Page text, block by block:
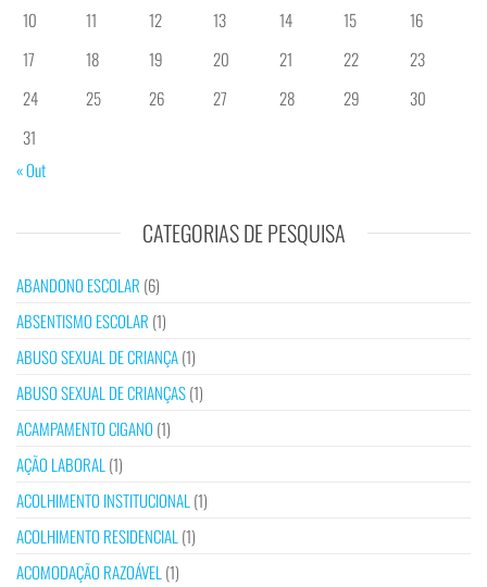
10
11 12 13 14 15
16
17
18 19 20 21 22
23
24
25 26 27 28 29
30
31
« Out
CATEGORIAS DE PESQUISA
ABANDONO ESCOLAR (6)
ABSENTISMO ESCOLAR (1)
ABUSO SEXUAL DE CRIANÇA(1)
ABUSO SEXUAL DE CRIANÇAS(1)
ACAMPAMENTO CIGANO (1)
AÇÃO LABORAL (1)
ACOLHIMENTO INSTITUCIONAL (1)
ACOLHIMENTO RESIDENCIAL (1)
ACOMODAÇÃO RAZOÁVEL (1)